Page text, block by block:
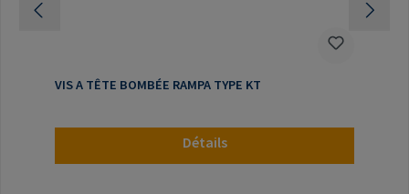
VIS A TÊTE BOMBÉE RAMPA TYPE KT
Détails